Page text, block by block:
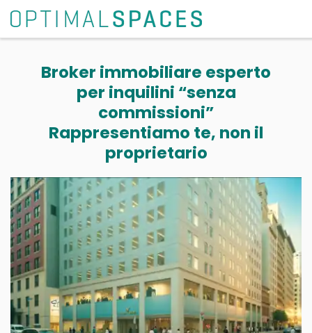
Broker immobiliare esperto
per inquilini “senza
commissioni”
Rappresentiamo te, non il
proprietario